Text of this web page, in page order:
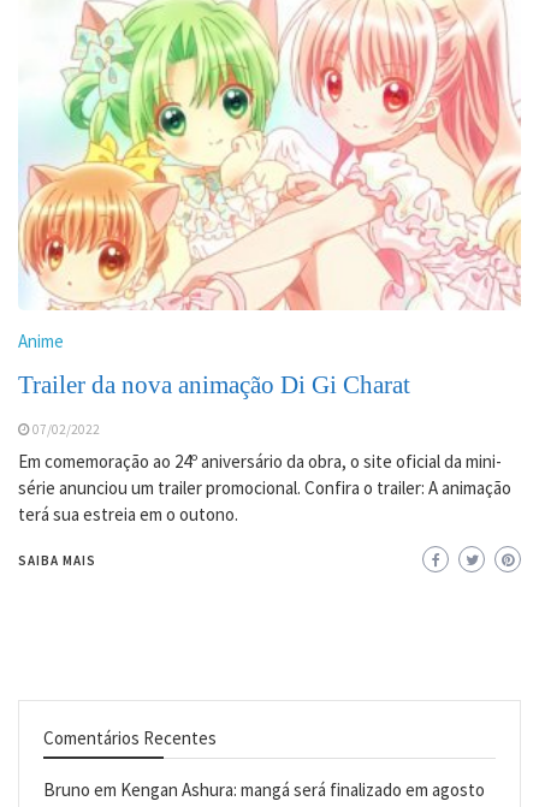
Anime
Trailer da nova animação Di Gi Charat
07/02/2022
Em comemoração ao 24º aniversário da obra, o site oficial da mini-
série anunciou um trailer promocional. Confira o trailer: A animação
terá sua estreia em o outono.
SAIBA MAIS
Comentários Recentes
Bruno em Kengan Ashura: mangá será finalizado em agosto